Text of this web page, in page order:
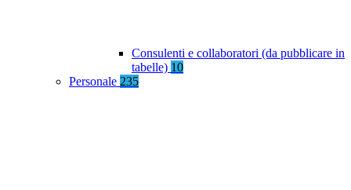
Consulenti e collaboratori (da pubblicare in
tabelle) 10
Personale 235